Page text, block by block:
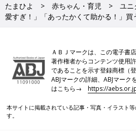
たまひよ 赤ちゃん・育児
ユニ
愛すぎ！」「あったかくて助かる！」
ＡＢＪマークは、この電子書
著作権者からコンテンツ使用
であることを示す登録商標（
ABJマークの詳細、ABJマー
はこちら→https://
本サイトに掲載されている記事・写真・イラスト
す。